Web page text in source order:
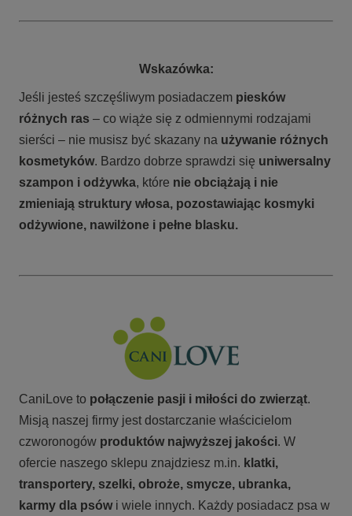
Wskazówka:
Jeśli jesteś szczęśliwym posiadaczem piesków
różnych ras – co wiąże się z odmiennymi rodzajami
sierści – nie musisz być skazany na używanie różnych
kosmetyków. Bardzo dobrze sprawdzi się uniwersalny
szampon i odżywka, które nie obciążają i nie
zmieniają struktury włosa, pozostawiając kosmyki
odżywione, nawilżone i pełne blasku.
CaniLove to połączenie pasji i miłości do zwierząt.
Misją naszej firmy jest dostarczanie właścicielom
czworonogów produktów najwyższej jakości. W
ofercie naszego sklepu znajdziesz m.in. klatki,
transportery, szelki, obroże, smycze, ubranka,
karmy dla psówi wiele innych. Każdy posiadacz psa w